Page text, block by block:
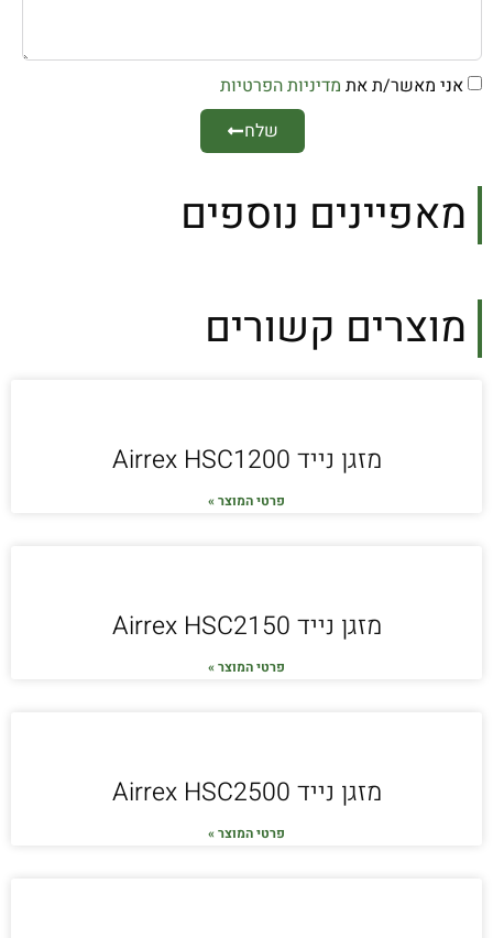
אני מאשר/ת את מדיניות הפרטיות
שלח
מאפיינים נוספים
מוצרים קשורים
מזגן נייד Airrex HSC1200
פרטי המוצר »
מזגן נייד Airrex HSC2150
פרטי המוצר »
מזגן נייד Airrex HSC2500
פרטי המוצר »